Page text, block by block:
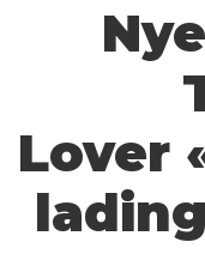
Lover